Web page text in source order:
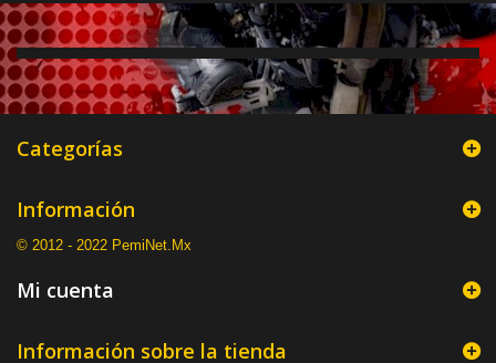
Categorías
Información
© 2012 - 2022 PemiNet.Mx
Mi cuenta
Información sobre la tienda